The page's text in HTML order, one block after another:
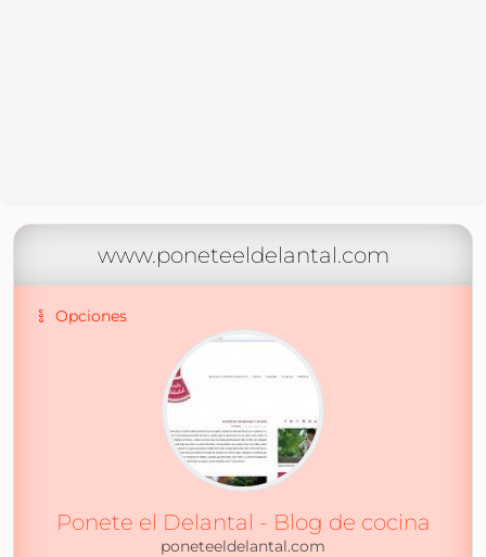
www.poneteeldelantal.com
Opciones
Ponete el Delantal - Blog de cocina
poneteeldelantal.com